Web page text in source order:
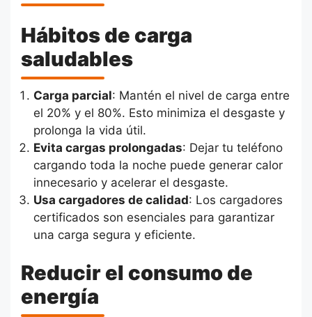
Hábitos de carga
saludables
Carga parcial: Mantén el nivel de carga entre
el 20% y el 80%. Esto minimiza el desgaste y
prolonga la vida útil.
Evita cargas prolongadas: Dejar tu teléfono
cargando toda la noche puede generar calor
innecesario y acelerar el desgaste.
Usa cargadores de calidad: Los cargadores
certificados son esenciales para garantizar
una carga segura y eficiente.
Reducir el consumo de
energía